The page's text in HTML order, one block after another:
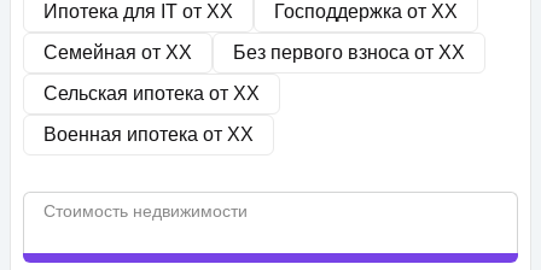
Ипотека для IT от XX Господдержка от XX
Семейная от XX Без первого взноса от XX
Сельская ипотека от XX
Военная ипотека от XX
Стоимость недвижимости